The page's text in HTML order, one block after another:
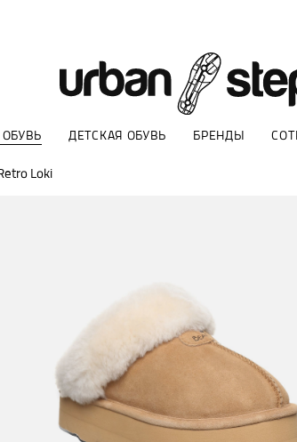
ДЕТСКАЯ ОБУВЬ БРЕНДЫ
Retro Loki